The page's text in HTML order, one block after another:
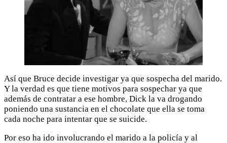
Así que Bruce decide investigar ya que sospecha del marido.
Y la verdad es que tiene motivos para sospechar ya que
además de contratar a ese hombre, Dick la va drogando
poniendo una sustancia en el chocolate que ella se toma
cada noche para intentar que se suicide.
Por eso ha ido involucrando el marido a la policía y al